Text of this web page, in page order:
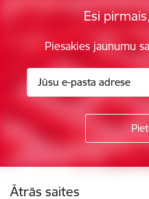
Esi
Piesakies jaunumu
Ātrās saites